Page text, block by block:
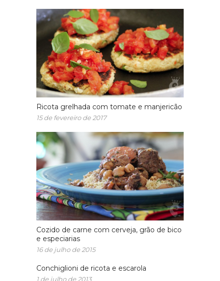
Ricota grelhada com tomate e manjericão
15 de fevereiro de 2017
Cozido de carne com cerveja, grão de bico
e especiarias
16 de julho de 2015
Conchiglioni de ricota e escarola
1 de julho de 2013